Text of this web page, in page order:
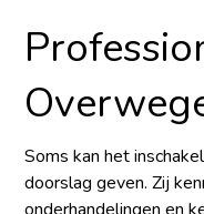
Soms kan het
doorslag geven. Zij